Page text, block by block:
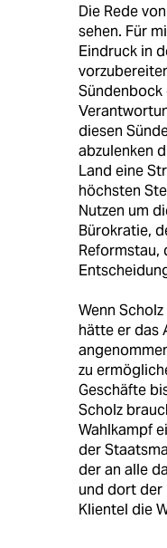
Die Rede
sehen. Für
Eindruck in
Sündenbock
diesen
abzulenken
Land eine
höchsten
Nutzen um
Bürokratie,
Reformstau,
Wenn
hätte er das
zu
Geschäfte
Scholz
Wahlkampf
der
der an alle
und dort der
Klientel die